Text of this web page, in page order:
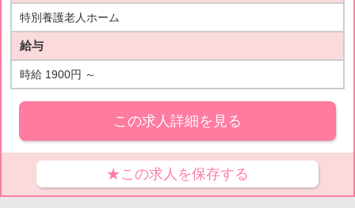
特別養護老人ホーム
給与
時給 1900円 ～
この求人詳細を見る
★この求人を保存する